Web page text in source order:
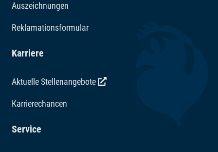
Auszeichnungen
Reklamationsformular
Karriere
Aktuelle Stellenangebote
Karrierechancen
Service